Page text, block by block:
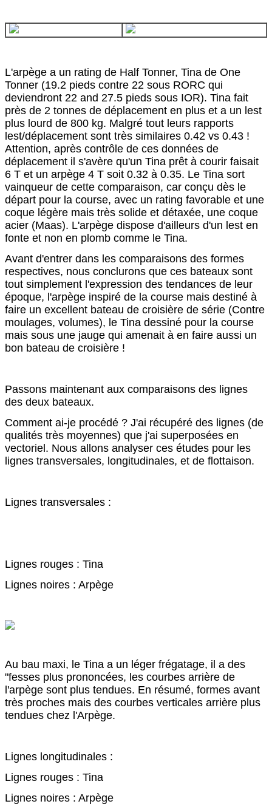
L'arpège a un rating de Half Tonner, Tina de One
Tonner (19.2 pieds contre 22 sous RORC qui
deviendront 22 and 27.5 pieds sous IOR). Tina fait
près de 2 tonnes de déplacement en plus et a un lest
plus lourd de 800 kg. Malgré tout leurs rapports
lest/déplacement sont très similaires 0.42 vs 0.43 !
Attention, après contrôle de ces données de
déplacement il s'avère qu'un Tina prêt à courir faisait
6 T et un arpège 4 T soit 0.32 à 0.35. Le Tina sort
vainqueur de cette comparaison, car conçu dès le
départ pour la course, avec un rating favorable et une
coque légère mais très solide et détaxée, une coque
acier (Maas). L'arpège dispose d'ailleurs d'un lest en
fonte et non en plomb comme le Tina.
Avant d'entrer dans les comparaisons des formes
respectives, nous conclurons que ces bateaux sont
tout simplement l'expression des tendances de leur
époque, l'arpège inspiré de la course mais destiné à
faire un excellent bateau de croisière de série (Contre
moulages, volumes), le Tina dessiné pour la course
mais sous une jauge qui amenait à en faire aussi un
bon bateau de croisière !
Passons maintenant aux comparaisons des lignes
des deux bateaux.
Comment ai-je procédé ? J'ai récupéré des lignes (de
qualités très moyennes) que j'ai superposées en
vectoriel. Nous allons analyser ces études pour les
lignes transversales, longitudinales, et de flottaison.
Lignes transversales :
Lignes rouges : Tina
Lignes noires : Arpège
Au bau maxi, le Tina a un léger frégatage, il a des
"fesses plus prononcées, les courbes arrière de
l'arpège sont plus tendues. En résumé, formes avant
très proches mais des courbes verticales arrière plus
tendues chez l'Arpège.
Lignes longitudinales :
Lignes rouges : Tina
Lignes noires : Arpège